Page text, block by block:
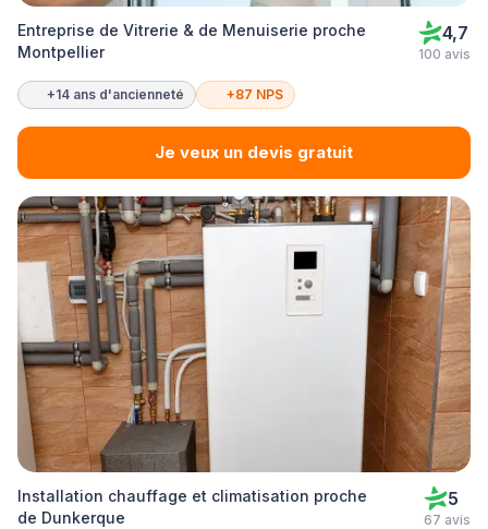
Entreprise de Vitrerie & de Menuiserie proche
Montpellier
4,7
100 avis
+14 ans d'ancienneté +87 NPS
Je veux un devis gratuit
Installation chauffage et climatisation proche
de Dunkerque
5
67 avis